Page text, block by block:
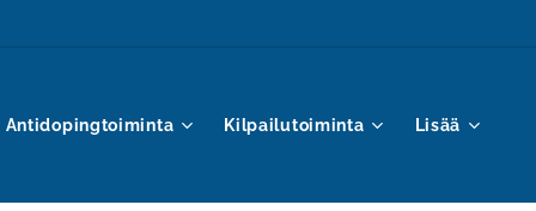
Antidopingtoiminta Kilpailutoiminta Lisää